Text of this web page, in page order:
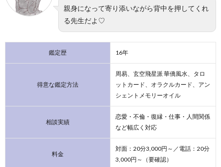
親身になって寄り添いながら背中を押してくれ
る先生だよ♡
鑑定歴 16年
得意な鑑定方法
周易、玄空飛星派 華僑風水、タロ
ットカード、オラクルカード、アン
シェントメモリーオイル
相談実績
恋愛・不倫・復縁・仕事・人間関係
など幅広く対応
料金
対面：20分3,000円～／電話：20分
3,000円～（要確認）